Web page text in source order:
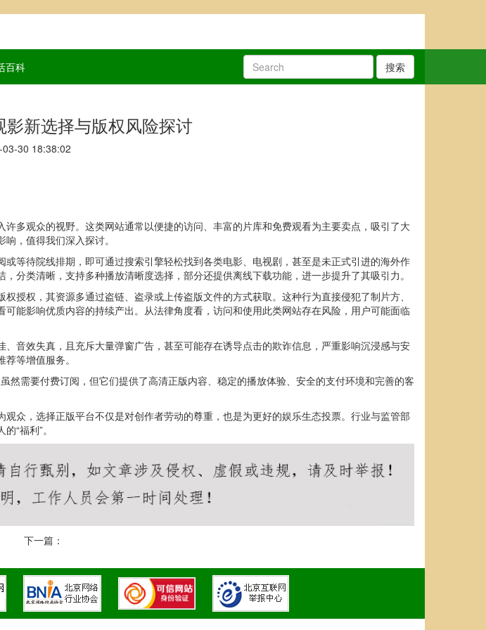
百科 搜索
新选择与版权风险探讨
30 18:38:02
多观众的视野。这类网站通常以便捷的访问、丰富的片库和免费观看为主要卖点，吸引了大
，值得我们深入探讨。
等待院线排期，即可通过搜索引擎轻松找到各类电影、电视剧，甚至是未正式引进的海外作
分类清晰，支持多种播放清晰度选择，部分还提供离线下载功能，进一步提升了其吸引力。
授权，其资源多通过盗链、盗录或上传盗版文件的方式获取。这种行为直接侵犯了制片方、
能影响优质内容的持续产出。从法律角度看，访问和使用此类网站存在风险，用户可能面临
音效失真，且充斥大量弹窗广告，甚至可能存在诱导点击的欺诈信息，严重影响沉浸感与安
等增值服务。
需要付费订阅，但它们提供了高清正版内容、稳定的播放体验、安全的支付环境和完善的客
众，选择正版平台不仅是对创作者劳动的尊重，也是为更好的娱乐生态投票。行业与监管部
“福利”。
下一篇：